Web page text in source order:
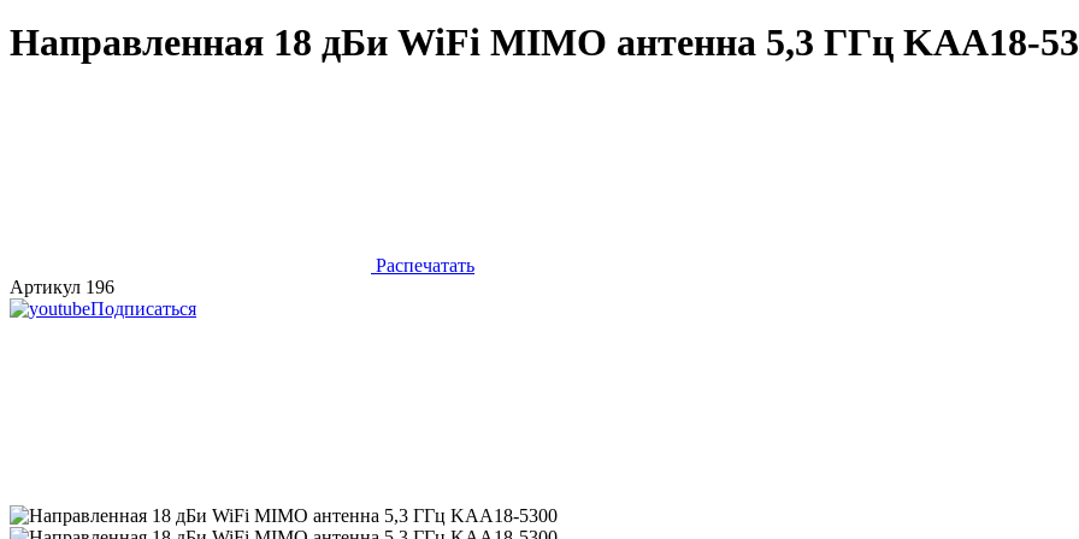
Направленная 18 дБи WiFi MIMO антенна 5,3 ГГц KAA18-
Распечатать
Артикул 196
Подписаться